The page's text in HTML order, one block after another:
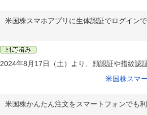
米国株スマホアプリに生体認証でログイン
2024年8月17日（土）より、顔認証や指紋認
米国株スマ
米国株かんたん注文をスマートフォンでも